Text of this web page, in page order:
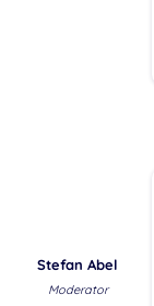
Stefan Abel
Moderator